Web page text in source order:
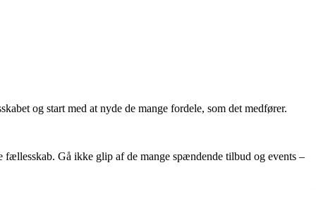
og start med at nyde de mange fordele, som det medfører.
Gå ikke glip af de mange spændende tilbud og events –